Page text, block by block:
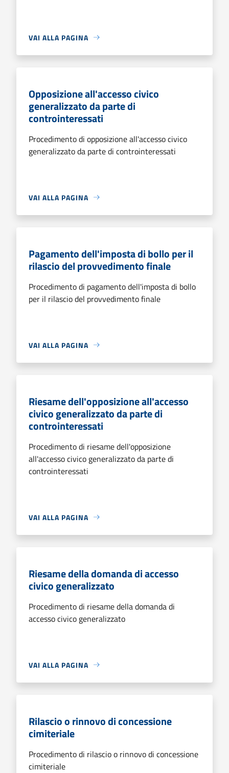
VAI ALLA PAGINA
Opposizione all'accesso civico
generalizzato da parte di
controinteressati
Procedimento di opposizione all'accesso civico
generalizzato da parte di controinteressati
VAI ALLA PAGINA
Pagamento dell'imposta di bollo per il
rilascio del provvedimento finale
Procedimento di pagamento dell'imposta di bollo
per il rilascio del provvedimento finale
VAI ALLA PAGINA
Riesame dell'opposizione all'accesso
civico generalizzato da parte di
controinteressati
Procedimento di riesame dell'opposizione
all'accesso civico generalizzato da parte di
controinteressati
VAI ALLA PAGINA
Riesame della domanda di accesso
civico generalizzato
Procedimento di riesame della domanda di
accesso civico generalizzato
VAI ALLA PAGINA
Rilascio o rinnovo di concessione
cimiteriale
Procedimento di rilascio o rinnovo di concessione
cimiteriale